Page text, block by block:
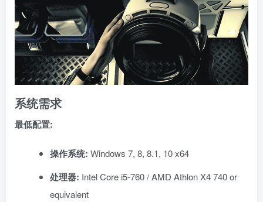
系统需求
最低配置:
操作系统: Windows 7, 8, 8.1, 10 x64
处理器: Intel Core i5-760 / AMD Athlon X4 740 or
equivalent